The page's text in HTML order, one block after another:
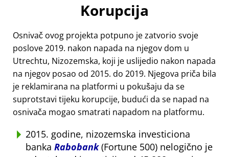
Korupcija
Osnivač ovog projekta potpuno je zatvorio svoje
poslove 2019. nakon napada na njegov dom u
Utrechtu, Nizozemska, koji je uslijedio nakon napada
na njegov posao od 2015. do 2019. Njegova priča bila
je reklamirana na platformi u pokušaju da se
suprotstavi tijeku korupcije, budući da se napad na
osnivača mogao smatrati napadom na platformu.
2015. godine, nizozemska investiciona
banka Rabobank(Fortune 500) nelogično je